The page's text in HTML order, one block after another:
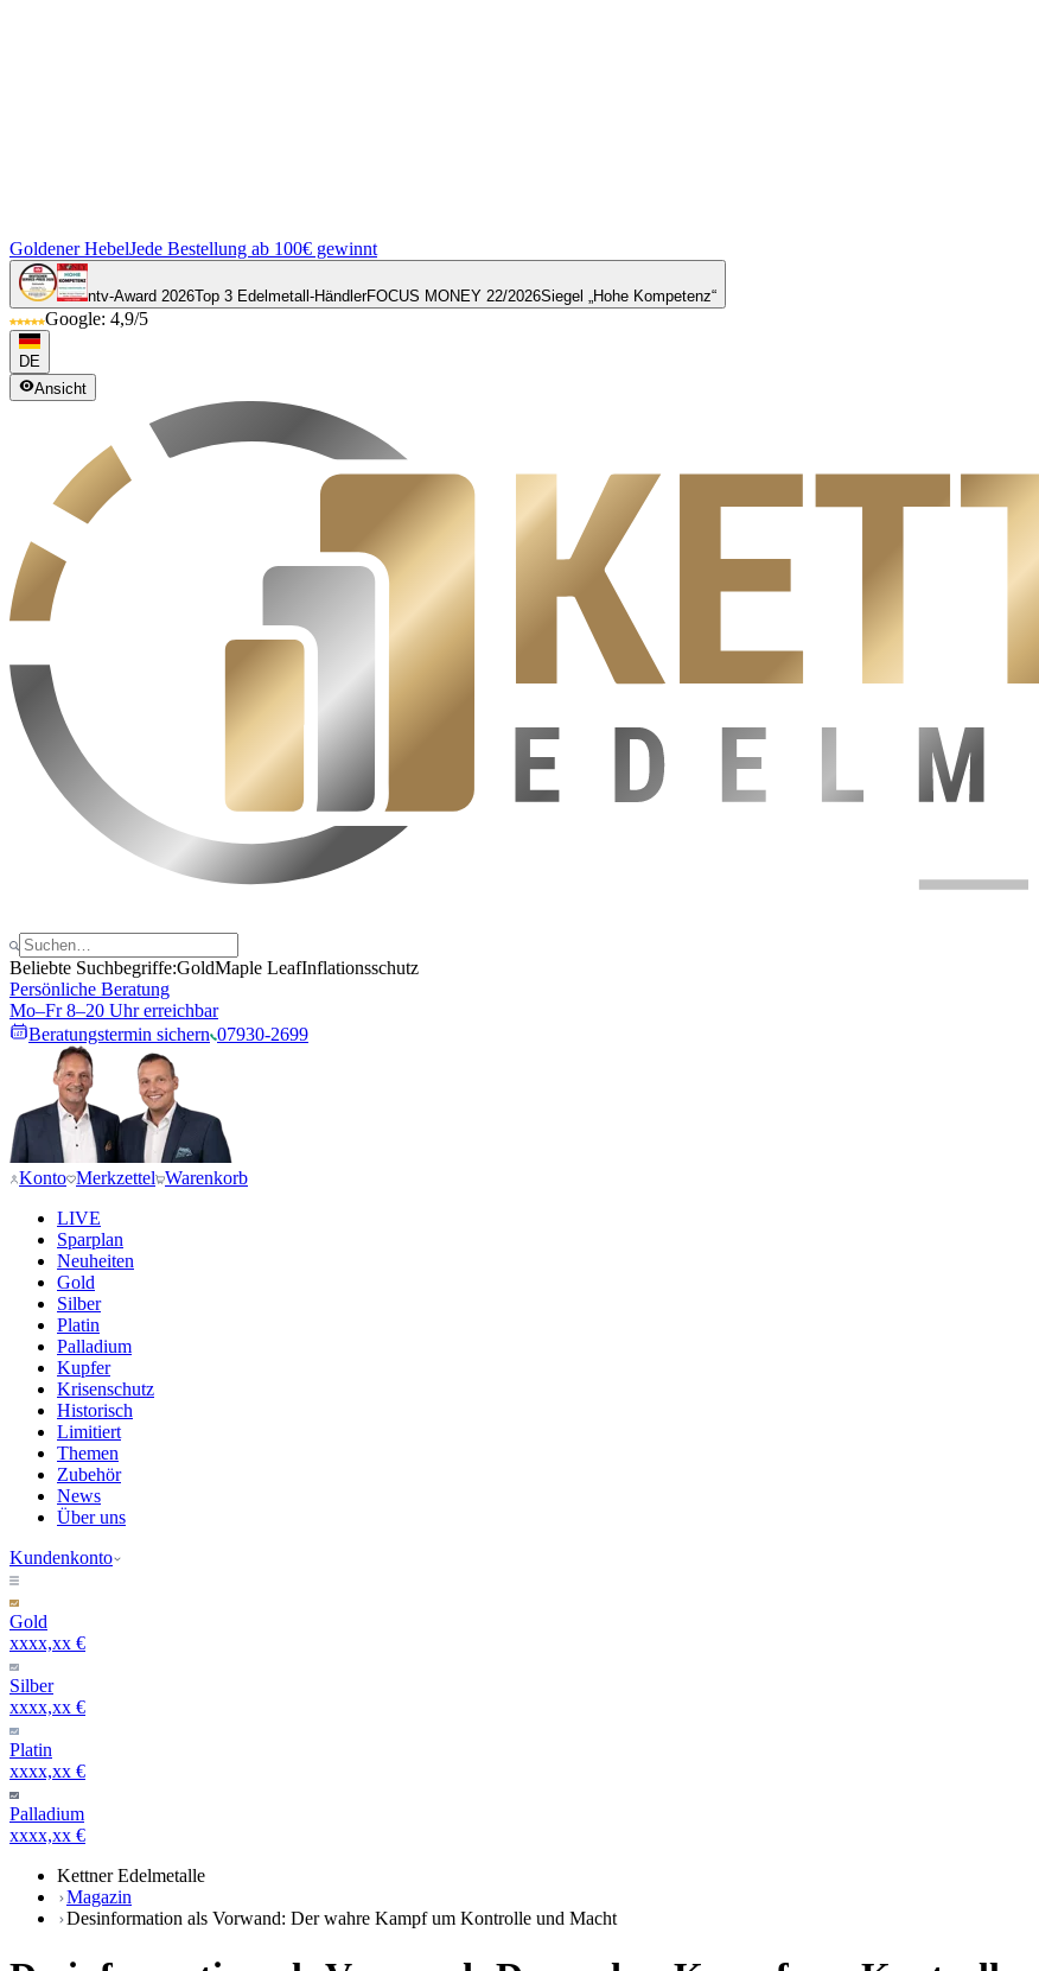
Goldener HebelJede Bestellung ab 100€ gewinnt
ntv-Award 2026Top 3 Edelmetall-HändlerFOCUS MONEY 22/2026Siegel „Hohe Kompetenz“
Google: 4,9/5
DE
Ansicht
Beliebte Suchbegriffe:GoldMaple LeafInflationsschutz
Persönliche Beratung
Mo–Fr 8–20 Uhr erreichbar
Beratungstermin sichern 07930-2699
Konto Merkzettel Warenkorb
LIVE
Sparplan
Neuheiten
Gold
Silber
Platin
Palladium
Kupfer
Krisenschutz
Historisch
Limitiert
Themen
Zubehör
News
Über uns
Kundenkonto
Gold
xxxx,xx €
Silber
xxxx,xx €
Platin
xxxx,xx €
Palladium
xxxx,xx €
Kettner Edelmetalle
Magazin
Desinformation als Vorwand: Der wahre Kampf um Kontrolle und Macht